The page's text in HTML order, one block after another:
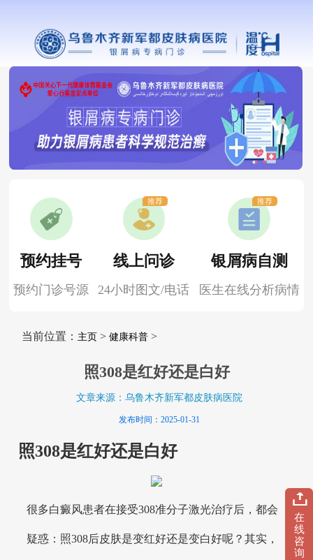
预约挂号
预约门诊号源
线上问诊
24小时图文/电话
推荐
银屑病自测
医生在线分析病情
推荐
当前位置： 主页> 健康科普>
照308是红好还是白好
文章来源：乌鲁木齐新军都皮肤病医院
发布时间：2025-01-31
照308是红好还是白好
很多白癜风患者在接受308准分子激光治疗后，都会
疑惑：照308后皮肤是变红好还是变白好呢？其实，
在
线
咨
询